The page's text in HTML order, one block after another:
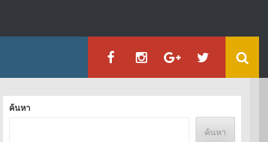
ค้นหา
ค้นหา